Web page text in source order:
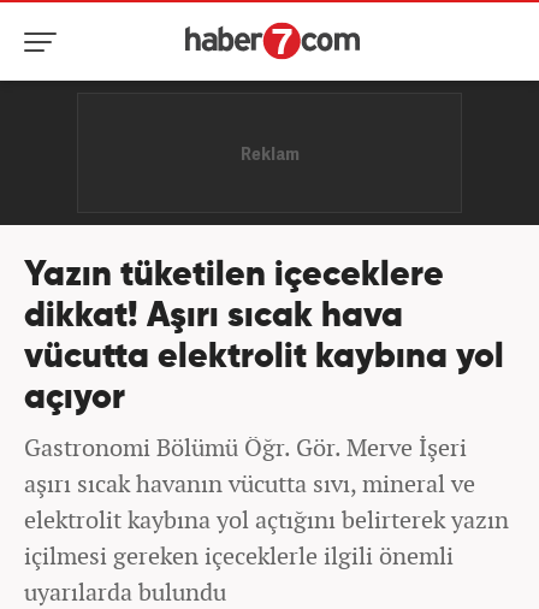
Yazın tüketilen içeceklere
dikkat! Aşırı sıcak hava
vücutta elektrolit kaybına yol
açıyor
Gastronomi Bölümü Öğr. Gör. Merve İşeri
aşırı sıcak havanın vücutta sıvı, mineral ve
elektrolit kaybına yol açtığını belirterek yazın
içilmesi gereken içeceklerle ilgili önemli
uyarılarda bulundu